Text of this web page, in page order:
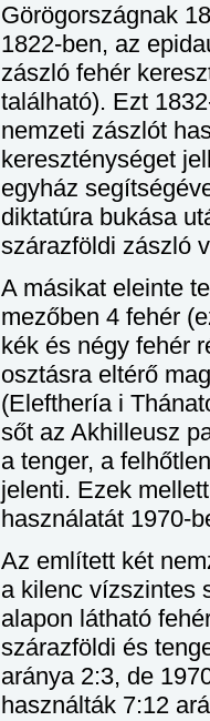
Görögországnak
1822-ben, az
zászló fehér
található). Ezt
nemzeti zászlót
kereszténységet
egyház
diktatúra bukása
szárazföldi zászló
A másikat eleinte
mezőben 4 fehér
kék és négy fehér
osztásra eltérő
(Elefthería i
sőt az Akhilleusz
a tenger, a
jelenti. Ezek
használatát 1970-
Az említett két
a kilenc vízszintes
alapon látható
szárazföldi és
aránya 2:3, de
használták 7:12